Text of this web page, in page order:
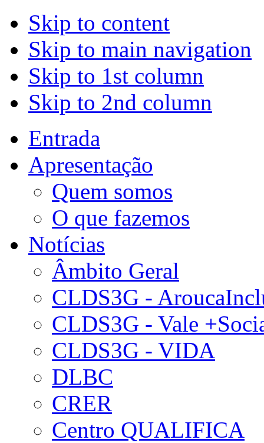
Skip to content
Skip to main navigation
Skip to 1st column
Skip to 2nd column
Entrada
Apresentação
Quem somos
O que fazemos
Notícias
Âmbito Geral
CLDS3G -
CLDS3G - Vale
CLDS3G - VIDA
DLBC
CRER
Centro QUALIFICA